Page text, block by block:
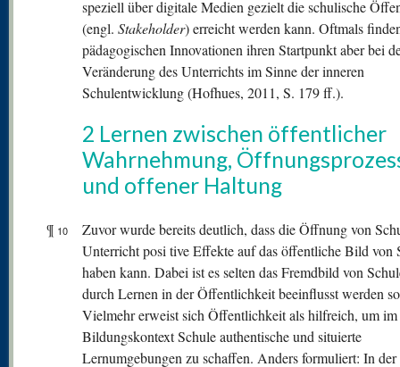
speziell über digitale Medien gezielt die schulische
(engl. Stakeholder) erreicht werden kann. Oftmals
pädagogischen Innovationen ihren Startpunkt aber bei
Veränderung des Unterrichts im Sinne der inneren
Schulentwicklung (Hofhues, 2011, S. 179 ff.).
2 Lernen zwischen öffentlicher
Wahrnehmung,
und offener Haltung
¶ 10
Zuvor wurde bereits deutlich, dass die Öffnung von
Unterricht posi tive Effekte auf das öffentliche Bild von
haben kann. Dabei ist es selten das Fremdbild von
durch Lernen in der Öffentlichkeit beeinflusst werden
Vielmehr erweist sich Öffentlichkeit als hilfreich, um im
Bildungskontext Schule authentische und situierte
Lernumgebungen zu schaffen. Anders formuliert: In der